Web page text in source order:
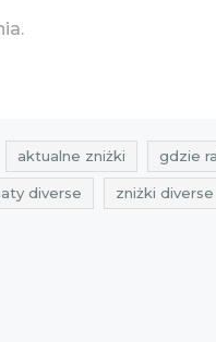
aktualne zniżki gdzie
diverse zniżki diverse